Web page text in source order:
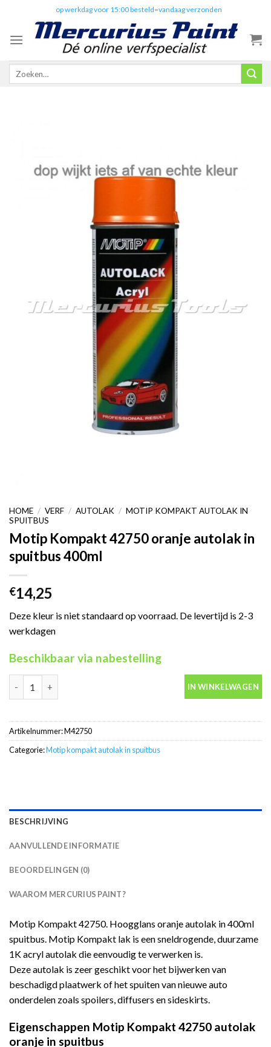
content
op werkdag voor 15:00 besteld=vandaag verzonden
Zoeken
HOME / VERF / AUTOLAK / MOTIP KOMPAKT AUTOLAK IN
SPUITBUS
Motip Kompakt 42750 oranje autolak in
spuitbus 400ml
€14,25
Deze kleur is niet standaard op voorraad. De levertijd is 2-3
werkdagen
Beschikbaar via nabestelling
Motip Kompakt 42750 oranje autolak in spuitbus 400ml aantal
IN WINKELWAGEN
Artikelnummer:M42750
Categorie:Motip kompakt autolak in spuitbus
BESCHRIJVING
AANVULLENDE INFORMATIE
BEOORDELINGEN (0)
WAAROM MERCURIUS PAINT?
Motip Kompakt 42750. Hoogglans oranje autolak in 400ml
spuitbus. Motip Kompakt lak is een sneldrogende, duurzame
1K acryl autolak die eenvoudig te verwerken is.
Deze autolak is zeer geschikt voor het bijwerken van
beschadigd plaatwerk of het spuiten van nieuwe auto
onderdelen zoals spoilers, diffusers en sideskirts.
Eigenschappen Motip Kompakt 42750 autolak
oranje in spuitbus